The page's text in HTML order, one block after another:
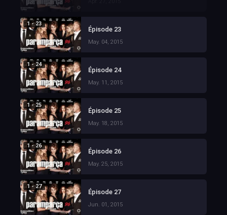
1 - 23
Épisode 23
May. 04, 2015
1 - 24
Épisode 24
May. 11, 2015
1 - 25
Épisode 25
May. 18, 2015
1 - 26
Épisode 26
May. 25, 2015
1 - 27
Épisode 27
Jun. 01, 2015